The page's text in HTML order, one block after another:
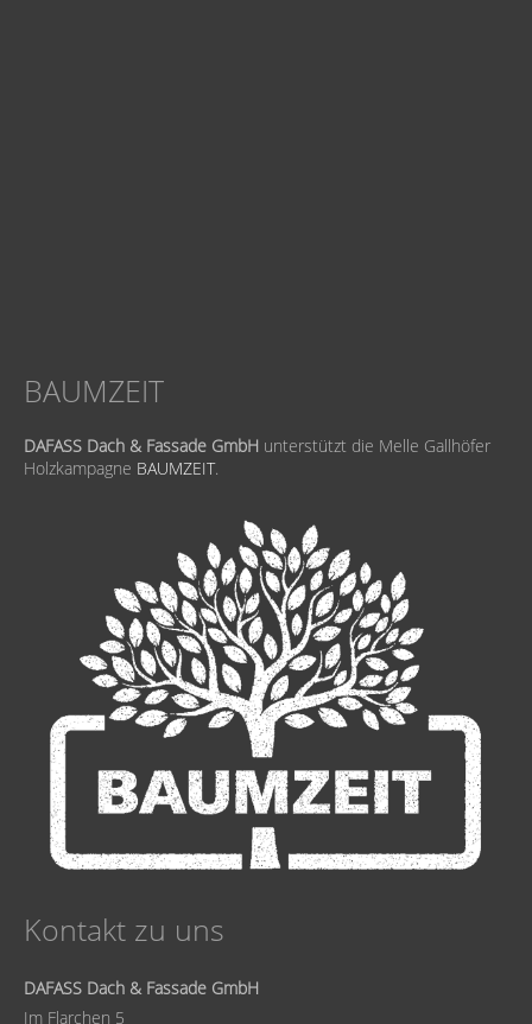
BAUMZEIT
DAFASS Dach & Fassade GmbH unterstützt die Melle Gallhöfer
Holzkampagne BAUMZEIT.
Kontakt zu uns
DAFASS Dach & Fassade GmbH
Im Flarchen 5